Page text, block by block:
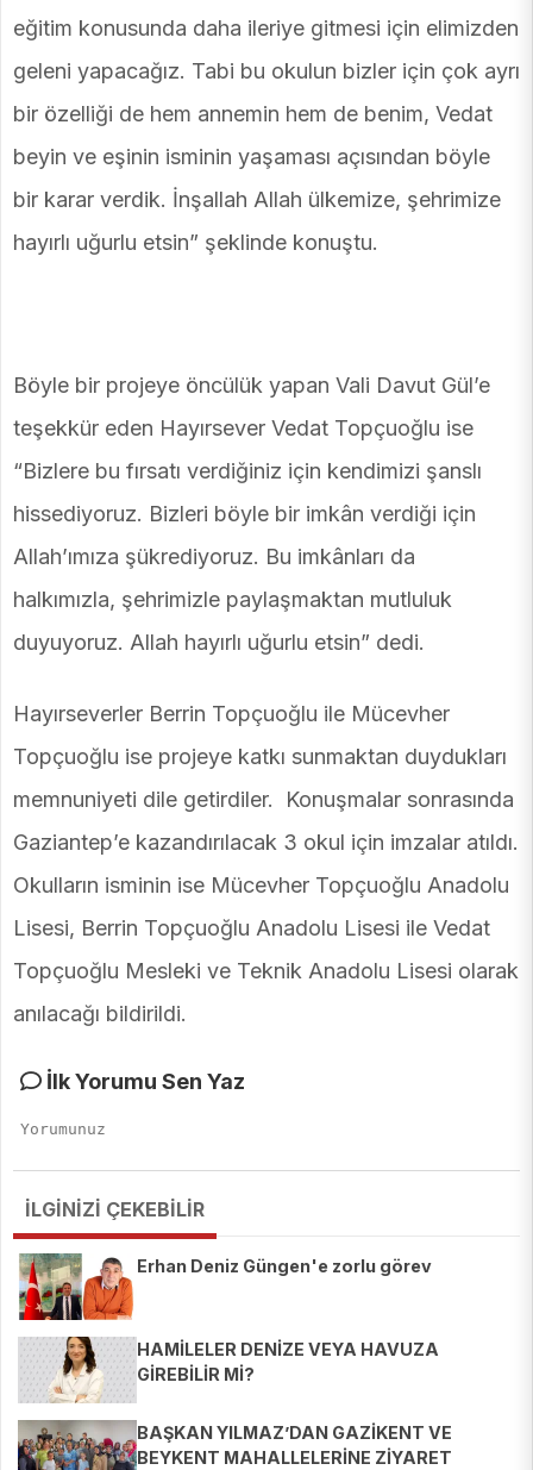
eğitim konusunda daha ileriye gitmesi için elimizden
geleni yapacağız. Tabi bu okulun bizler için çok ayrı
bir özelliği de hem annemin hem de benim, Vedat
beyin ve eşinin isminin yaşaması açısından böyle
bir karar verdik. İnşallah Allah ülkemize, şehrimize
hayırlı uğurlu etsin” şeklinde konuştu.
Böyle bir projeye öncülük yapan Vali Davut Gül’e
teşekkür eden Hayırsever Vedat Topçuoğlu ise
“Bizlere bu fırsatı verdiğiniz için kendimizi şanslı
hissediyoruz. Bizleri böyle bir imkân verdiği için
Allah’ımıza şükrediyoruz. Bu imkânları da
halkımızla, şehrimizle paylaşmaktan mutluluk
duyuyoruz. Allah hayırlı uğurlu etsin” dedi.
Hayırseverler Berrin Topçuoğlu ile Mücevher
Topçuoğlu ise projeye katkı sunmaktan duydukları
memnuniyeti dile getirdiler. Konuşmalar sonrasında
Gaziantep’e kazandırılacak 3 okul için imzalar atıldı.
Okulların isminin ise Mücevher Topçuoğlu Anadolu
Lisesi, Berrin Topçuoğlu Anadolu Lisesi ile Vedat
Topçuoğlu Mesleki ve Teknik Anadolu Lisesi olarak
anılacağı bildirildi.
İlk Yorumu Sen Yaz
İLGİNİZİ ÇEKEBİLİR
Erhan Deniz Güngen'e zorlu görev
HAMİLELER DENİZE VEYA HAVUZA
GİREBİLİR Mİ?
BAŞKAN YILMAZ’DAN GAZİKENT VE
BEYKENT MAHALLELERİNE ZİYARET